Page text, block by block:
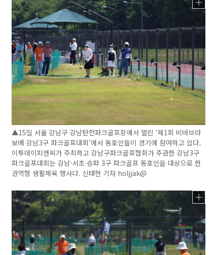
▲15일 서울 강남구 강남탄천파크골프장에서 열린 ‘제1회 비바브라
보배 강남3구 파크골프대회’에서 동호인들이 경기에 참여하고 있다.
이투데이피엔씨가 주최하고 강남구파크골프협회가 주관한 강남3구
파크골프대회는 강남·서초·송파 3구 파크골프 동호인을 대상으로 한
권역형 생활체육 행사다. 신태현 기자 holjjak@